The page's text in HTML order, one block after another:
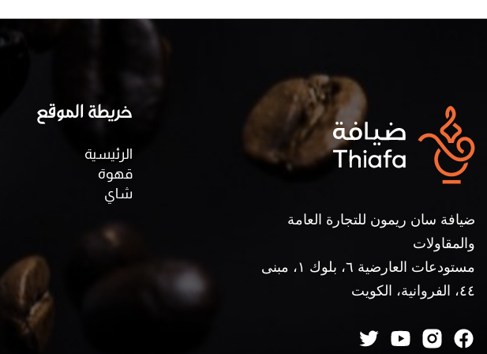
ضيافة سان ريمون للتجارة العامة
والمقاولات
مستودعات العارضية ٦، بلوك ١، مبنى
٤٤، الفروانية، الكويت
خريطة الموقع
الرئيسية
قهوة
شاي